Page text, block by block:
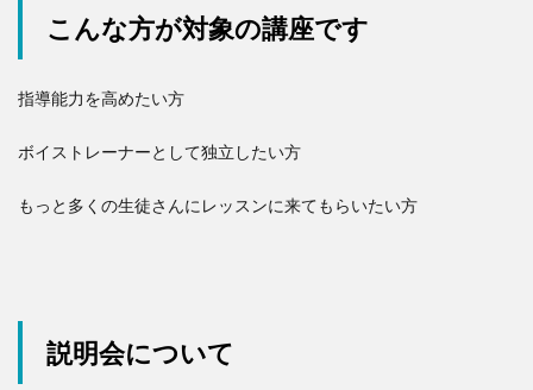
こんな方が対象の講座です
指導能力を高めたい方
ボイストレーナーとして独立したい方
もっと多くの生徒さんにレッスンに来てもらいたい方
説明会について